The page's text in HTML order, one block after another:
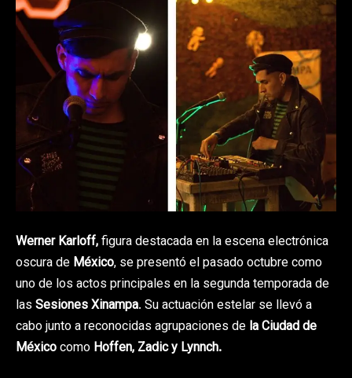
Werner Karloff,figura destacada en la escena electrónica
oscura de México, se presentó el pasado octubre como
uno de los actos principales en la segunda temporada de
las Sesiones Xinampa. Su actuación estelar se llevó a
cabo junto a reconocidas agrupaciones de la Ciudad de
Méxicocomo Hoffen, Zadic y Lynnch.